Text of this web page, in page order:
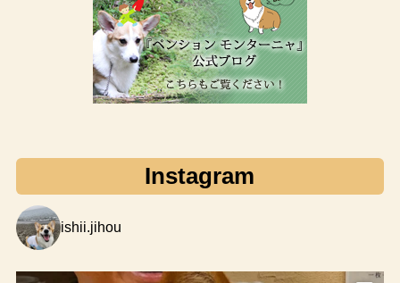
Instagram
ishii.jihou